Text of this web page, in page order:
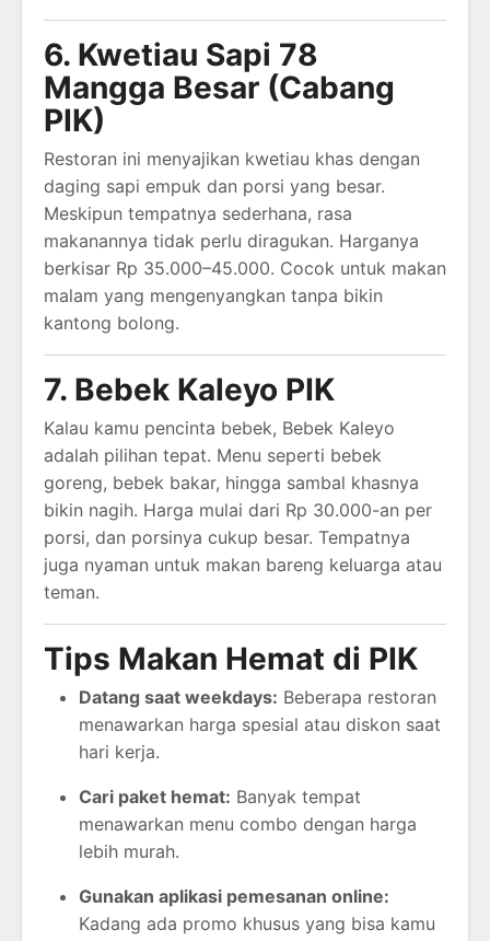
6. Kwetiau Sapi 78
Mangga Besar (Cabang
PIK)
Restoran ini menyajikan kwetiau khas dengan
daging sapi empuk dan porsi yang besar.
Meskipun tempatnya sederhana, rasa
makanannya tidak perlu diragukan. Harganya
berkisar Rp 35.000–45.000. Cocok untuk makan
malam yang mengenyangkan tanpa bikin
kantong bolong.
7. Bebek Kaleyo PIK
Kalau kamu pencinta bebek, Bebek Kaleyo
adalah pilihan tepat. Menu seperti bebek
goreng, bebek bakar, hingga sambal khasnya
bikin nagih. Harga mulai dari Rp 30.000-an per
porsi, dan porsinya cukup besar. Tempatnya
juga nyaman untuk makan bareng keluarga atau
teman.
Tips Makan Hemat di PIK
Datang saat weekdays: Beberapa restoran
menawarkan harga spesial atau diskon saat
hari kerja.
Cari paket hemat: Banyak tempat
menawarkan menu combo dengan harga
lebih murah.
Gunakan aplikasi pemesanan online:
Kadang ada promo khusus yang bisa kamu